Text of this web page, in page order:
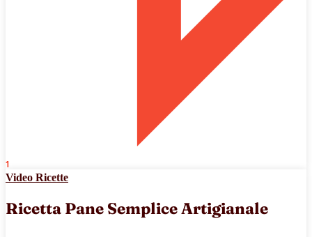
1
Video Ricette
Ricetta Pane Semplice Artigianale